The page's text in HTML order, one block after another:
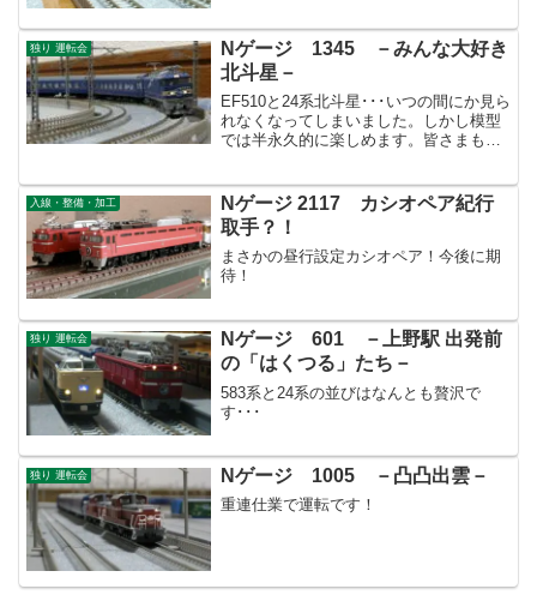
独り 運転会
Nゲージ 1345 －みんな大好き
北斗星－
EF510と24系北斗星･･･いつの間にか見ら
れなくなってしまいました。しかし模型
では半永久的に楽しめます。皆さまもい
入線・整備・加工
Nゲージ 2117 カシオペア紀行
取手？！
まさかの昼行設定カシオペア！今後に期
待！
独り 運転会
Nゲージ 601 －上野駅 出発前
の「はくつる」たち－
583系と24系の並びはなんとも贅沢で
す･･･
独り 運転会 Nゲージ 1005 －凸凸出雲－
重連仕業で運転です！